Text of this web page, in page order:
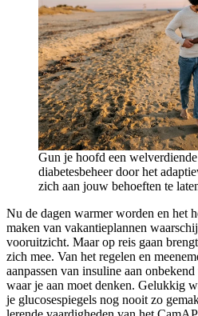
Gun je hoofd een
diabetesbeheer door het
zich aan jouw behoeften te
Nu de dagen warmer worden en het
maken van vakantieplannen
vooruitzicht. Maar op reis gaan
zich mee. Van het regelen en
aanpassen van insuline aan
waar je aan moet denken. Gelukkig
je glucosespiegels nog nooit zo